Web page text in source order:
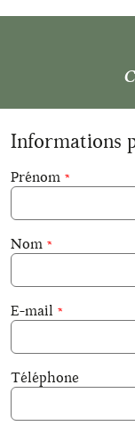
Informations
Prénom
Nom
E-mail
Téléphone